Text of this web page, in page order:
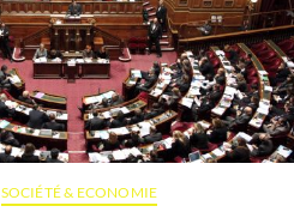
SOCIÉTÉ & ECONOMIE